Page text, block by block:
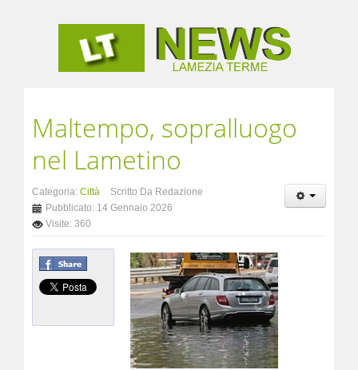
Maltempo, sopralluogo
nel Lametino
Categoria:Città
Scritto Da Redazione
Pubblicato: 14 Gennaio 2026
Visite: 360